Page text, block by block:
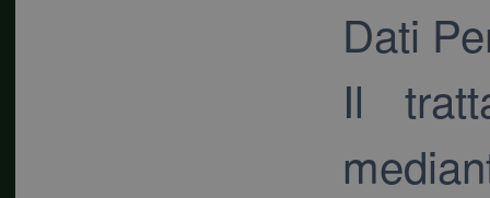
Dati
Il